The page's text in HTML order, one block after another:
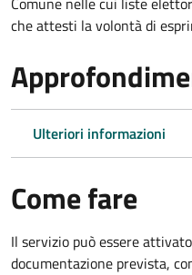
che attesti la volontà di
Ulteriori informazioni
Come fare
Il servizio può essere
documentazione prevista,